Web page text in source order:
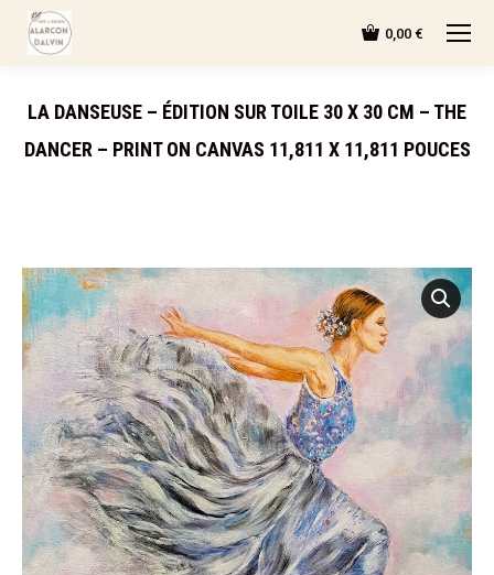
0,00 €
LA DANSEUSE – ÉDITION SUR TOILE 30 X 30 CM – THE
DANCER – PRINT ON CANVAS 11,811 X 11,811 POUCES